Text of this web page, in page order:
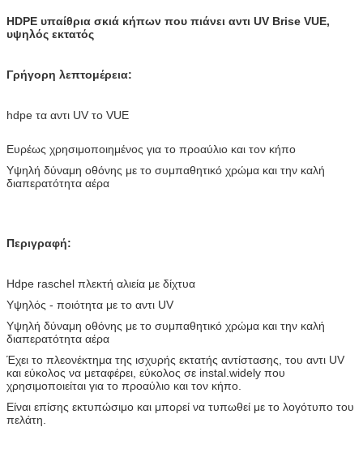
HDPE υπαίθρια σκιά κήπων που πιάνει αντι UV Brise VUE,
υψηλός εκτατός
Γρήγορη λεπτομέρεια:
hdpe τα αντι UV το VUE
Ευρέως χρησιμοποιημένος για το προαύλιο και τον κήπο
Υψηλή δύναμη οθόνης με το συμπαθητικό χρώμα και την καλή
διαπερατότητα αέρα
Περιγραφή:
Hdpe raschel πλεκτή αλιεία με δίχτυα
Υψηλός - ποιότητα με το αντι UV
Υψηλή δύναμη οθόνης με το συμπαθητικό χρώμα και την καλή
διαπερατότητα αέρα
Έχει το πλεονέκτημα της ισχυρής εκτατής αντίστασης, του αντι UV
και εύκολος να μεταφέρει, εύκολος σε instal.widely που
χρησιμοποιείται για το προαύλιο και τον κήπο.
Είναι επίσης εκτυπώσιμο και μπορεί να τυπωθεί με το λογότυπο του
πελάτη.